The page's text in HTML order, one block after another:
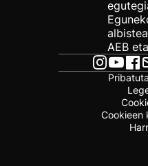
AEB
Cookieen